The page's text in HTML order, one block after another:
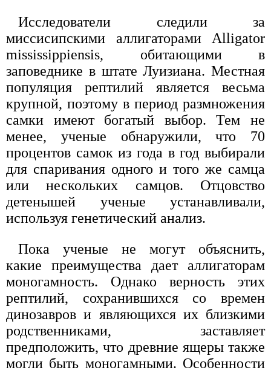
Исследователи следили за
миссисипскими аллигаторами Alligator
mississippiensis, обитающими в
заповеднике в штате Луизиана. Местная
популяция рептилий является весьма
крупной, поэтому в период размножения
самки имеют богатый выбор. Тем не
менее, ученые обнаружили, что 70
процентов самок из года в год выбирали
для спаривания одного и того же самца
или нескольких самцов. Отцовство
детенышей ученые устанавливали,
используя генетический анализ.
Пока ученые не могут объяснить,
какие преимущества дает аллигаторам
моногамность. Однако верность этих
рептилий, сохранившихся со времен
динозавров и являющихся их близкими
родственниками, заставляет
предположить, что древние ящеры также
могли быть моногамными. Особенности